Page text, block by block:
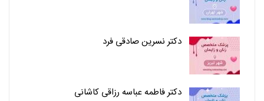
دکتر نسرین صادقی فرد
دکتر فاطمه عباسه رزاقی کاشانی